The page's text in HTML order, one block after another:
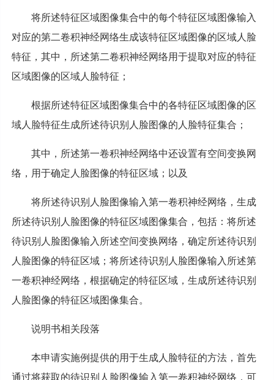
将所述特征区域图像集合中的每个特征区域图像输入
对应的第二卷积神经网络生成该特征区域图像的区域人脸
特征，其中，所述第二卷积神经网络用于提取对应的特征
区域图像的区域人脸特征；
根据所述特征区域图像集合中的各特征区域图像的区
域人脸特征生成所述待识别人脸图像的人脸特征集合；
其中，所述第一卷积神经网络中还设置有空间变换网
络，用于确定人脸图像的特征区域；以及
将所述待识别人脸图像输入第一卷积神经网络，生成
所述待识别人脸图像的特征区域图像集合，包括：将所述
待识别人脸图像输入所述空间变换网络，确定所述待识别
人脸图像的特征区域；将所述待识别人脸图像输入所述第
一卷积神经网络，根据确定的特征区域，生成所述待识别
人脸图像的特征区域图像集合。
说明书相关段落
本申请实施例提供的用于生成人脸特征的方法，首先
通过将获取的待识别人脸图像输入第一卷积神经网络，可